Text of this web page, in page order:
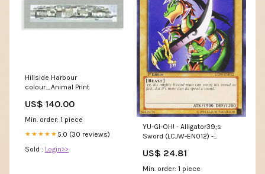
Hillside Harbour
colour_Animal Print
US$ 140.00
Min. order: 1 piece
★★★★★ 5.0 (30 reviews)
Sold : Login>>
YU-GI-OH! - Alligator39;s
Sword (LCJW-EN012) -
World - 1st Edition
US$ 24.81
Min. order: 1 piece